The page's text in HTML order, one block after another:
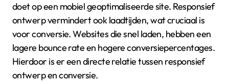
doet op een mobiel geoptimaliseerde site. Responsief
ontwerp vermindert ook laadtijden, wat cruciaal is
voor conversie. Websites die snel laden, hebben een
lagere bounce rate en hogere conversiepercentages.
Hierdoor is er een directe relatie tussen responsief
ontwerp en conversie.